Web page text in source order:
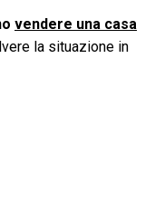
vendere una casa
la situazione in